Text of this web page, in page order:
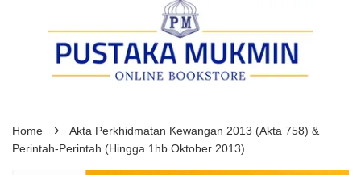
Home ›
Akta Perkhidmatan Kewangan 2013 (Akta 758) &
Perintah-Perintah (Hingga 1hb Oktober 2013)